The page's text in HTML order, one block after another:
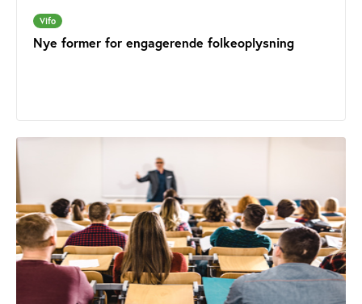
Vifo
Nye former for engagerende folkeoplysning